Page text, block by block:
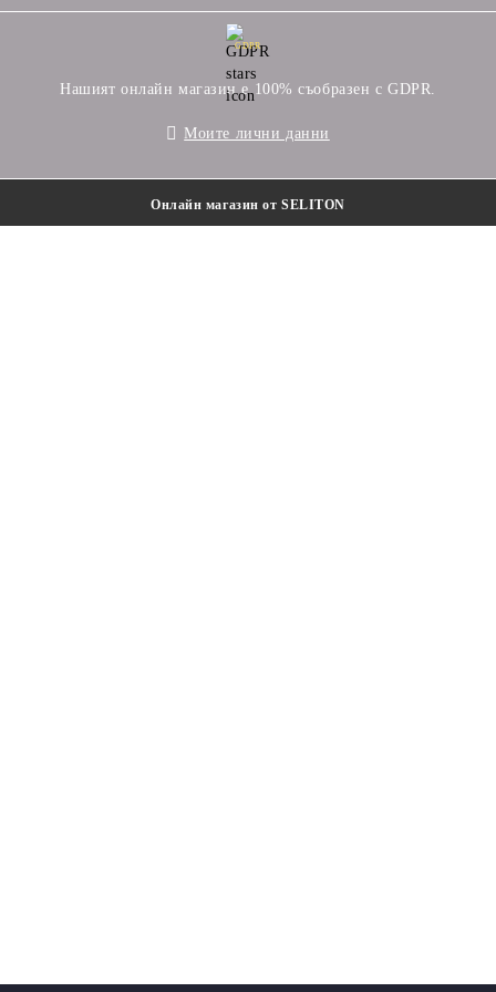
GDPR
Нашият онлайн магазин е 100% съобразен с GDPR.
Моите лични данни
Онлайн магазин от SELITON